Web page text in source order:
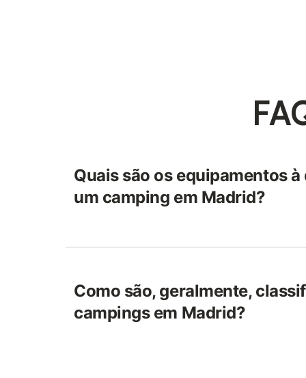
Quais são os equipamentos
um camping em Madrid?
Como são, geralmente,
campings em Madrid?